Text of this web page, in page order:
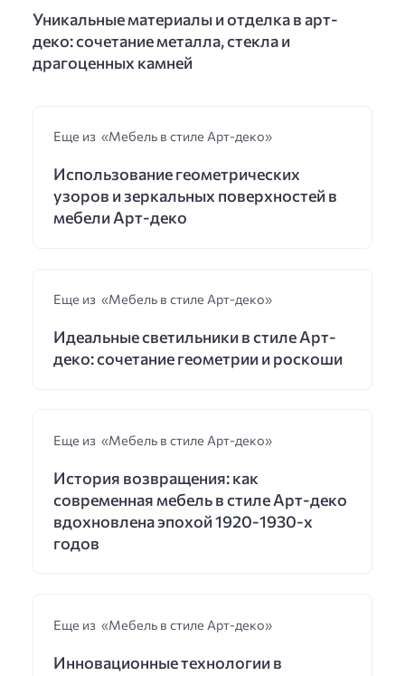
Уникальные материалы и отделка в арт-
деко: сочетание металла, стекла и
драгоценных камней
Еще из «Мебель в стиле Арт-деко»
Использование геометрических
узоров и зеркальных поверхностей в
мебели Арт-деко
Еще из «Мебель в стиле Арт-деко»
Идеальные светильники в стиле Арт-
деко: сочетание геометрии и роскоши
Еще из «Мебель в стиле Арт-деко»
История возвращения: как
современная мебель в стиле Арт-деко
вдохновлена эпохой 1920-1930-х
годов
Еще из «Мебель в стиле Арт-деко»
Инновационные технологии в